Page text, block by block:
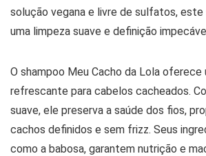
solução vegana e livre de sulfatos,
uma limpeza suave e definição
O shampoo Meu Cacho da Lola oferece
refrescante para cabelos cacheados.
suave, ele preserva a saúde dos fios,
cachos definidos e sem frizz. Seus
como a babosa, garantem nutrição e